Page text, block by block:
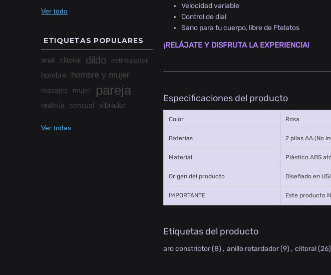
Ver todo
ETIQUETAS POPULARES
anal clitoral dildo estimulador
hombre hombre y mujer
masajes mujer pareja
realista sensual vibrador
Ver todas
Velocidad variable
Control de dial
Sano para tu cuerpo, libre de Ftelatos
¡RELÁJATE Y DISFRUTA LA EXPERIENCIA!
Especificaciones del producto
Color Rosa
Baterías 2 pilas AA (No
Material Plástico ABS
Origen del producto Diseñado en
IMPORTANTE Este producto
Etiquetas del producto
aro constrictor(8) , anillo retardador(9) , clitoral(26)